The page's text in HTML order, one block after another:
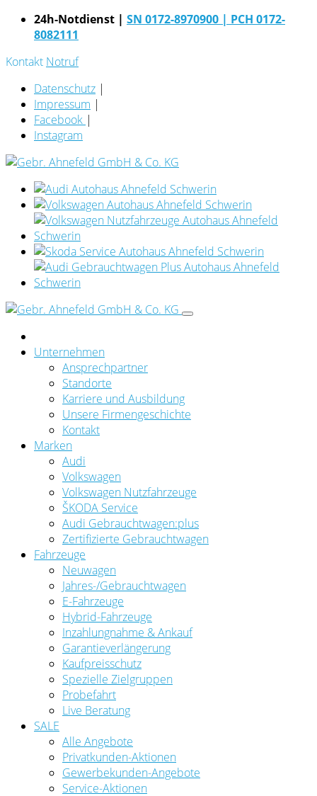
24h-Notdienst | SN 0172-8970900 | PCH 0172-
8082111
Kontakt Notruf
Datenschutz |
Impressum |
Facebook |
Instagram
Unternehmen
Ansprechpartner
Standorte
Karriere und Ausbildung
Unsere Firmengeschichte
Kontakt
Marken
Audi
Volkswagen
Volkswagen Nutzfahrzeuge
ŠKODA Service
Audi Gebrauchtwagen:plus
Zertifizierte Gebrauchtwagen
Fahrzeuge
Neuwagen
Jahres-/Gebrauchtwagen
E-Fahrzeuge
Hybrid-Fahrzeuge
Inzahlungnahme & Ankauf
Garantieverlängerung
Kaufpreisschutz
Spezielle Zielgruppen
Probefahrt
Live Beratung
SALE
Alle Angebote
Privatkunden-Aktionen
Gewerbekunden-Angebote
Service-Aktionen